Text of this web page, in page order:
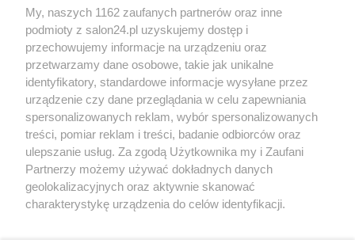
Społeczeństwo
Kultura
X Facebook Instagram Youtube
My, naszych 1162 zaufanych partnerów oraz inne
podmioty z salon24.pl uzyskujemy dostęp i
przechowujemy informacje na urządzeniu oraz
przetwarzamy dane osobowe, takie jak unikalne
identyfikatory, standardowe informacje wysyłane przez
urządzenie czy dane przeglądania w celu zapewniania
spersonalizowanych reklam, wybór spersonalizowanych
treści, pomiar reklam i treści, badanie odbiorców oraz
ulepszanie usług. Za zgodą Użytkownika my i Zaufani
Partnerzy możemy używać dokładnych danych
geolokalizacyjnych oraz aktywnie skanować
charakterystykę urządzenia do celów identyfikacji.